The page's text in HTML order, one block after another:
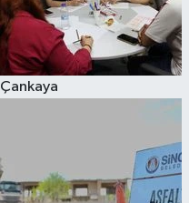
Çankaya